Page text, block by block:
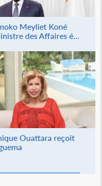
Meyliet Koné
des Affaires é...
Ouattara reçoit